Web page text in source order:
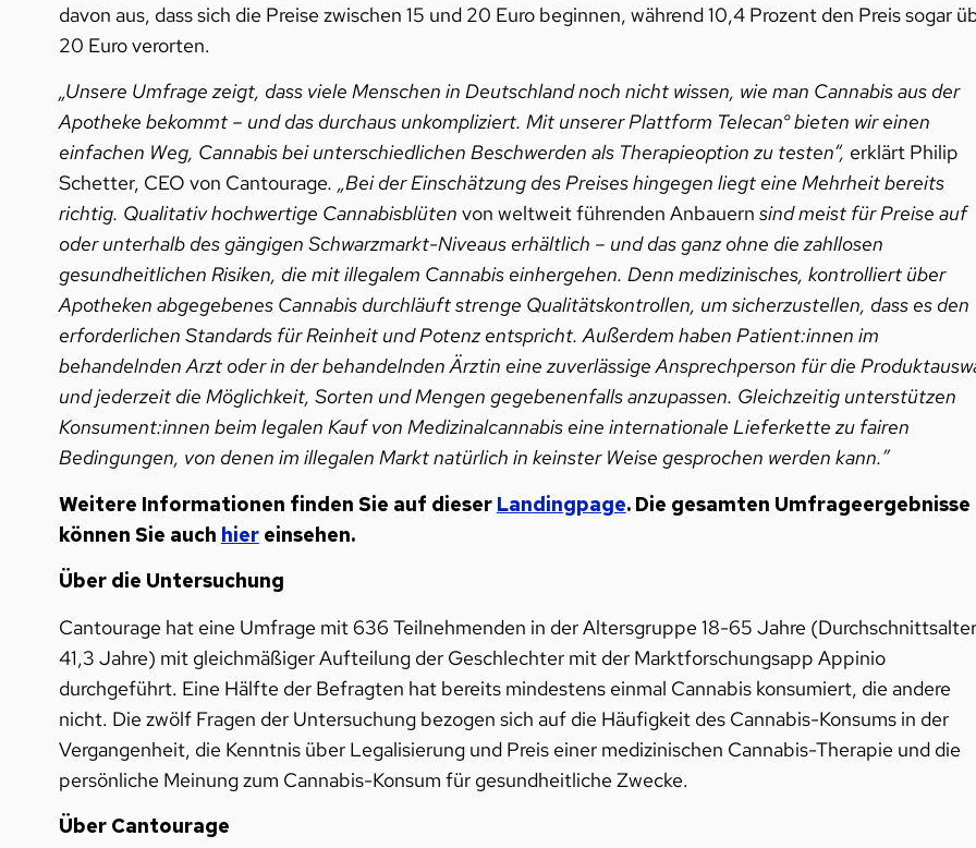
davon aus, dass sich die Preise zwischen 15 und 20 Euro beginnen, während 10,4 Prozent den Preis sogar
20 Euro verorten.
„Unsere Umfrage zeigt, dass viele Menschen in Deutschland noch nicht wissen, wie man Cannabis aus der
Apotheke bekommt – und das durchaus unkompliziert. Mit unserer Plattform Telecan° bieten wir einen
einfachen Weg, Cannabis bei unterschiedlichen Beschwerden als Therapieoption zu testen“, erklärt Philip
Schetter, CEO von Cantourage. „Bei der Einschätzung des Preises hingegen liegt eine Mehrheit bereits
richtig. Qualitativ hochwertige Cannabisblüten von weltweit führenden Anbauern sind meist für Preise auf
oder unterhalb des gängigen Schwarzmarkt-Niveaus erhältlich – und das ganz ohne die zahllosen
gesundheitlichen Risiken, die mit illegalem Cannabis einhergehen. Denn medizinisches, kontrolliert über
Apotheken abgegebenes Cannabis durchläuft strenge Qualitätskontrollen, um sicherzustellen, dass es den
erforderlichen Standards für Reinheit und Potenz entspricht. Außerdem haben Patient:innen im
behandelnden Arzt oder in der behandelnden Ärztin eine zuverlässige Ansprechperson für die
und jederzeit die Möglichkeit, Sorten und Mengen gegebenenfalls anzupassen. Gleichzeitig unterstützen
Konsument:innen beim legalen Kauf von Medizinalcannabis eine internationale Lieferkette zu fairen
Bedingungen, von denen im illegalen Markt natürlich in keinster Weise gesprochen werden kann.”
Weitere Informationen finden Sie auf dieser Landingpage. Die gesamten Umfrageergebnisse
können Sie auch hiereinsehen.
Über die Untersuchung
Cantourage hat eine Umfrage mit 636 Teilnehmenden in der Altersgruppe 18-65 Jahre (Durchschnittsalter
41,3 Jahre) mit gleichmäßiger Aufteilung der Geschlechter mit der Marktforschungsapp Appinio
durchgeführt. Eine Hälfte der Befragten hat bereits mindestens einmal Cannabis konsumiert, die andere
nicht. Die zwölf Fragen der Untersuchung bezogen sich auf die Häufigkeit des Cannabis-Konsums in der
Vergangenheit, die Kenntnis über Legalisierung und Preis einer medizinischen Cannabis-Therapie und die
persönliche Meinung zum Cannabis-Konsum für gesundheitliche Zwecke.
Über Cantourage